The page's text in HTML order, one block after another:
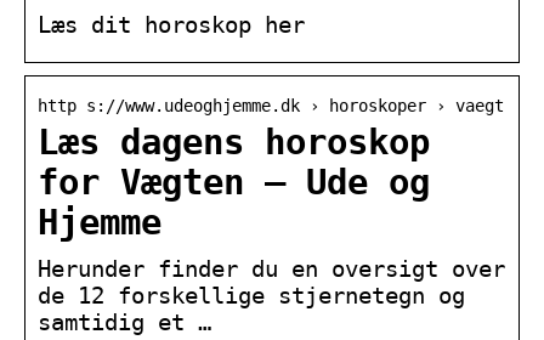
Læs dit horoskop her
http s://www.udeoghjemme.dk › horoskoper › vaegt
Læs dagens horoskop
for Vægten – Ude og
Hjemme
Herunder finder du en oversigt over
de 12 forskellige stjernetegn og
samtidig et …